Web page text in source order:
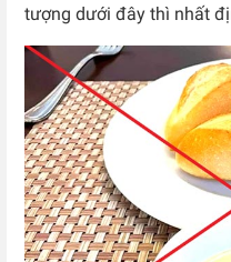
tượng dưới đây thì nhất